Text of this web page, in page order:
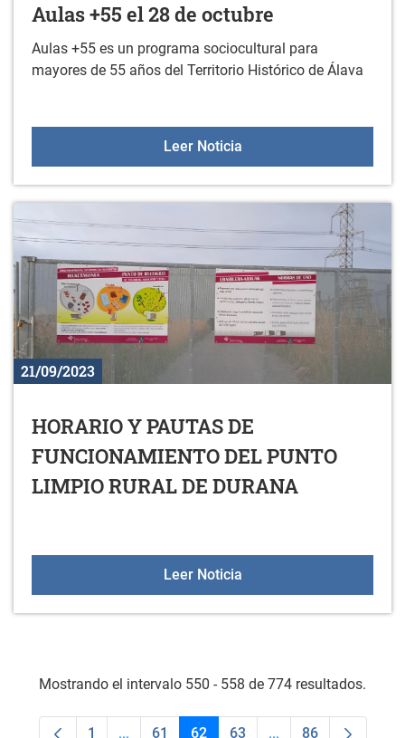
Aulas +55 el 28 de octubre
Aulas +55 es un programa sociocultural para
mayores de 55 años del Territorio Histórico de Álava
Leer NoticiaAulas +55 el 28 de
21/09/2023
HORARIO Y PAUTAS DE
FUNCIONAMIENTO DEL PUNTO
LIMPIO RURAL DE DURANA
Leer NoticiaHORARIO Y PAUTAS DE
Mostrando el intervalo 550 - 558 de 774 resultados.
1 ... 61 62 63 ... 86